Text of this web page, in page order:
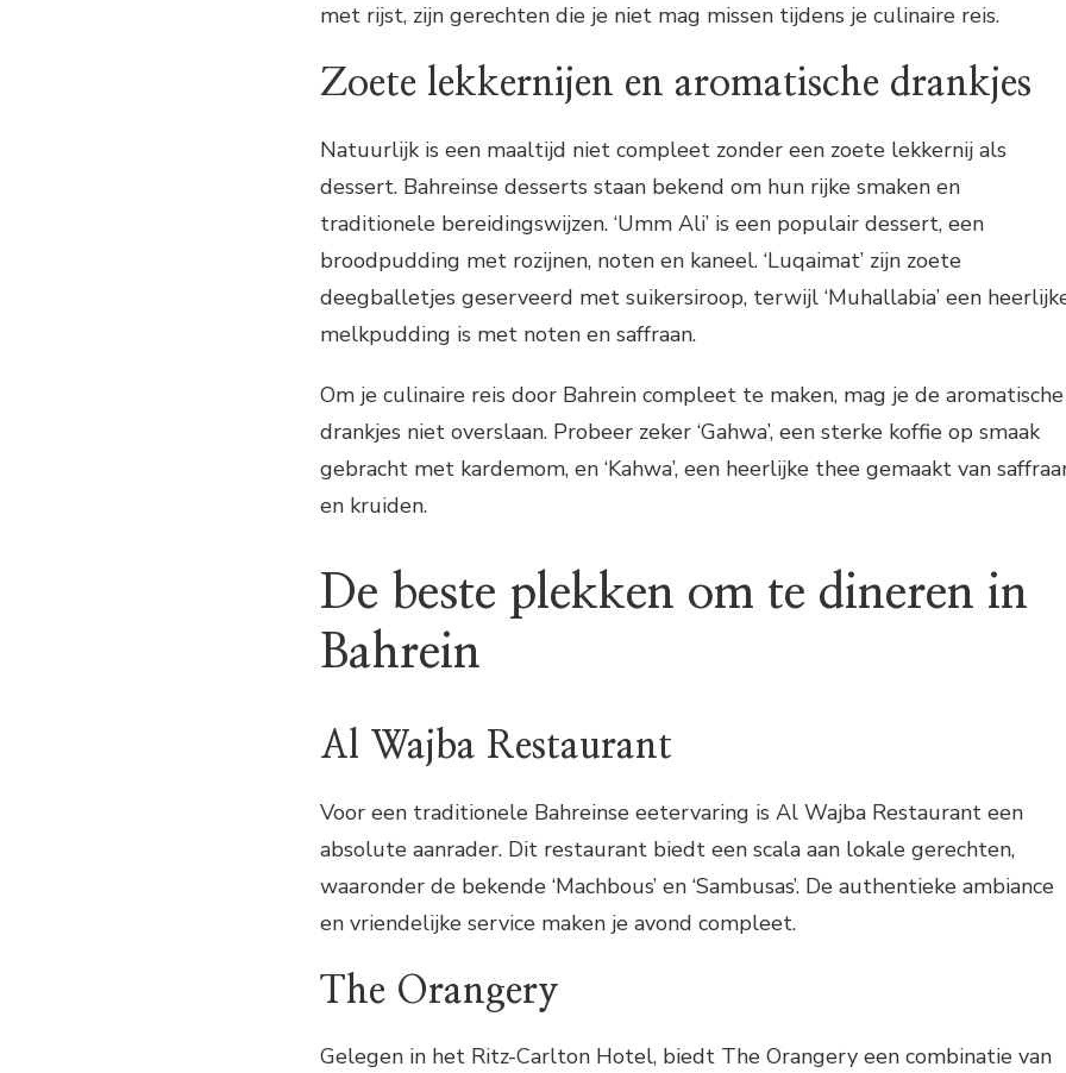
met rijst, zijn gerechten die je niet mag missen tijdens je culinaire reis.
Zoete lekkernijen en aromatische drankjes
Natuurlijk is een maaltijd niet compleet zonder een zoete lekkernij als
dessert. Bahreinse desserts staan bekend om hun rijke smaken en
traditionele bereidingswijzen. ‘Umm Ali’ is een populair dessert, een
broodpudding met rozijnen, noten en kaneel. ‘Luqaimat’ zijn zoete
deegballetjes geserveerd met suikersiroop, terwijl ‘Muhallabia’ een
melkpudding is met noten en saffraan.
Om je culinaire reis door Bahrein compleet te maken, mag je de aromatische
drankjes niet overslaan. Probeer zeker ‘Gahwa’, een sterke koffie op smaak
gebracht met kardemom, en ‘Kahwa’, een heerlijke thee gemaakt van
en kruiden.
De beste plekken om te dineren in
Bahrein
Al Wajba Restaurant
Voor een traditionele Bahreinse eetervaring is Al Wajba Restaurant een
absolute aanrader. Dit restaurant biedt een scala aan lokale gerechten,
waaronder de bekende ‘Machbous’ en ‘Sambusas’. De authentieke ambiance
en vriendelijke service maken je avond compleet.
The Orangery
Gelegen in het Ritz-Carlton Hotel, biedt The Orangery een combinatie van